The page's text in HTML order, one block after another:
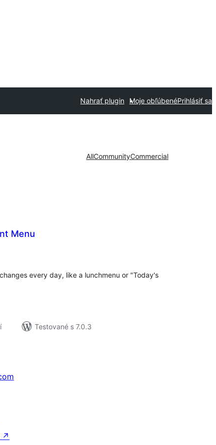
Nahrať plugin Moje obľúbenéPrihlásiť sa
AllCommunityCommercial
Menu
every day, like a lunchmenu or "Today's
Testované s 7.0.3
↗